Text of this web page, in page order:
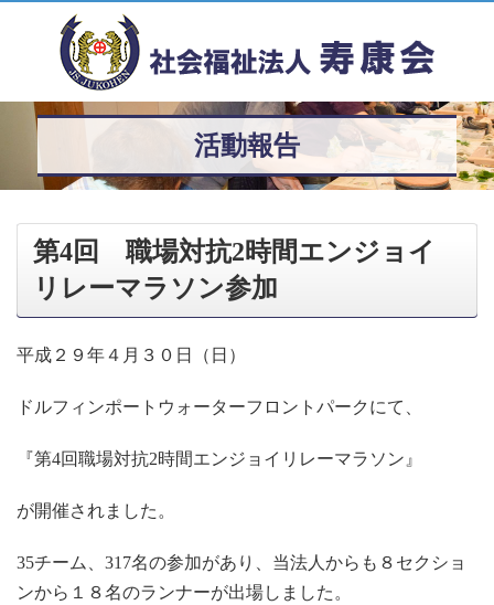
活動報告
第4回 職場対抗2時間エンジョイ
リレーマラソン参加
平成２９年４月３０日（日）
ドルフィンポートウォーターフロントパークにて、
『第4回職場対抗2時間エンジョイリレーマラソン』
が開催されました。
35チーム、 317名の参加があり、当法人からも８セクショ
ンから１８名のランナーが出場しました。